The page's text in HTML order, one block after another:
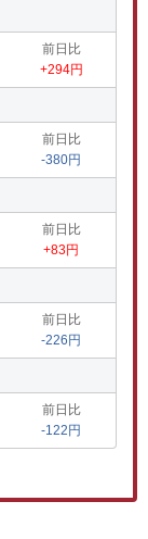
前日比
+294円
前日比
-380円
前日比
+83円
前日比
-226円
前日比
-122円